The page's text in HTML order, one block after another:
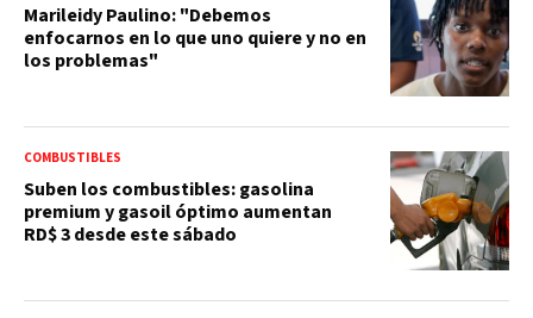
Marileidy Paulino: "Debemos
enfocarnos en lo que uno quiere y no en
los problemas"
COMBUSTIBLES
Suben los combustibles: gasolina
premium y gasoil óptimo aumentan
RD$ 3 desde este sábado